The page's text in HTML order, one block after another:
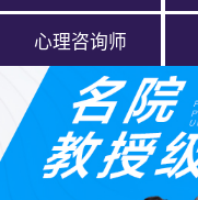
心理咨询师